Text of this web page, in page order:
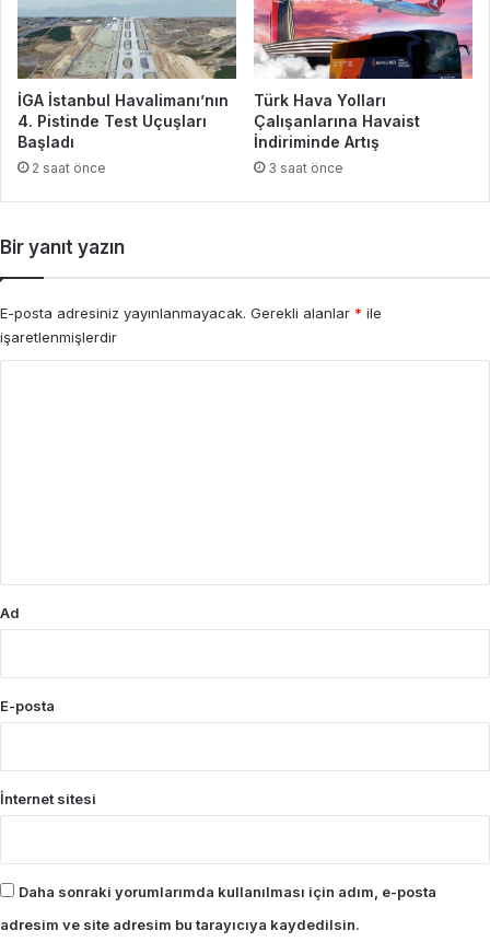
İGA İstanbul Havalimanı’nın
4. Pistinde Test Uçuşları
Başladı
2 saat önce
Türk Hava Yolları
Çalışanlarına Havaist
İndiriminde Artış
3 saat önce
Bir yanıt yazın
E-posta adresiniz yayınlanmayacak. Gerekli alanlar * ile
işaretlenmişlerdir
Ad
E-posta
İnternet sitesi
Daha sonraki yorumlarımda kullanılması için adım, e-posta
adresim ve site adresim bu tarayıcıya kaydedilsin.